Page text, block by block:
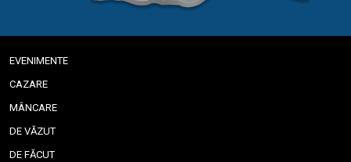
EVENIMENTE
CAZARE
MÂNCARE
DE VĂZUT
DE FĂCUT